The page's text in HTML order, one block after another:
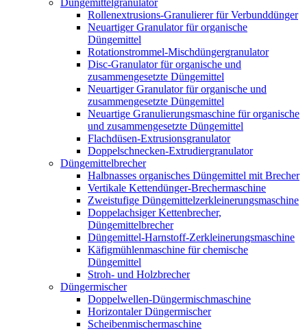
Düngemittelgranulator
Rollenextrusions-Granulierer für Verbunddünger
Neuartiger Granulator für organische
Düngemittel
Rotationstrommel-Mischdüngergranulator
Disc-Granulator für organische und
zusammengesetzte Düngemittel
Neuartiger Granulator für organische und
zusammengesetzte Düngemittel
Neuartige Granulierungsmaschine für organische
und zusammengesetzte Düngemittel
Flachdüsen-Extrusionsgranulator
Doppelschnecken-Extrudiergranulator
Düngemittelbrecher
Halbnasses organisches Düngemittel mit Brecher
Vertikale Kettendünger-Brechermaschine
Zweistufige Düngemittelzerkleinerungsmaschine
Doppelachsiger Kettenbrecher,
Düngemittelbrecher
Düngemittel-Harnstoff-Zerkleinerungsmaschine
Käfigmühlenmaschine für chemische
Düngemittel
Stroh- und Holzbrecher
Düngermischer
Doppelwellen-Düngermischmaschine
Horizontaler Düngermischer
Scheibenmischermaschine